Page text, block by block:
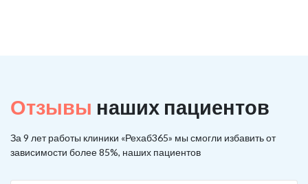
Отзывы наших пациентов
За 9 лет работы клиники «Рехаб365» мы смогли избавить от
зависимости более 85%, наших пациентов